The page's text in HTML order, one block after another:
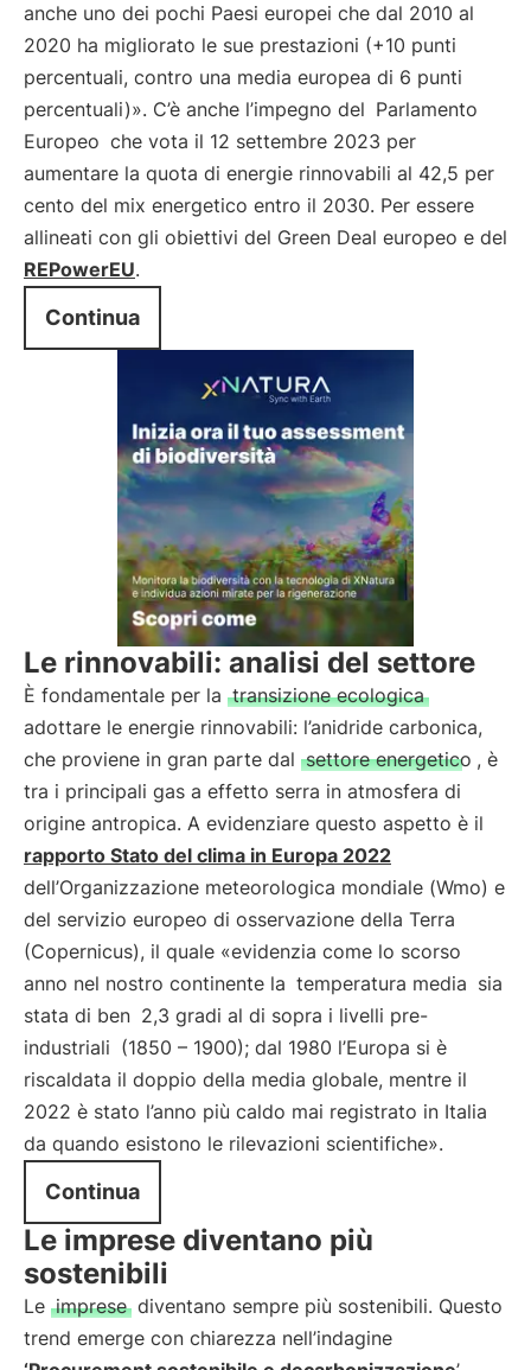
anche uno dei pochi Paesi europei che dal 2010 al
2020 ha migliorato le sue prestazioni (+10 punti
percentuali, contro una media europea di 6 punti
percentuali)». C’è anche l’impegno del Parlamento
Europeo che vota il 12 settembre 2023 per
aumentare la quota di energie rinnovabili al 42,5 per
cento del mix energetico entro il 2030. Per essere
allineati con gli obiettivi del Green Deal europeo e del
REPowerEU.
Continua
Le rinnovabili: analisi del settore
È fondamentale per la transizione ecologica
adottare le energie rinnovabili: l’anidride carbonica,
che proviene in gran parte dal settore energetico , è
tra i principali gas a effetto serra in atmosfera di
origine antropica. A evidenziare questo aspetto è il
rapporto Stato del clima in Europa 2022
dell’Organizzazione meteorologica mondiale (Wmo) e
del servizio europeo di osservazione della Terra
(Copernicus), il quale «evidenzia come lo scorso
anno nel nostro continente la temperatura media sia
stata di ben 2,3 gradi al di sopra i livelli pre-
industriali (1850 – 1900); dal 1980 l’Europa si è
riscaldata il doppio della media globale, mentre il
2022 è stato l’anno più caldo mai registrato in Italia
da quando esistono le rilevazioni scientifiche».
Continua
Le imprese diventano più
sostenibili
Le imprese diventano sempre più sostenibili. Questo
trend emerge con chiarezza nell’indagine